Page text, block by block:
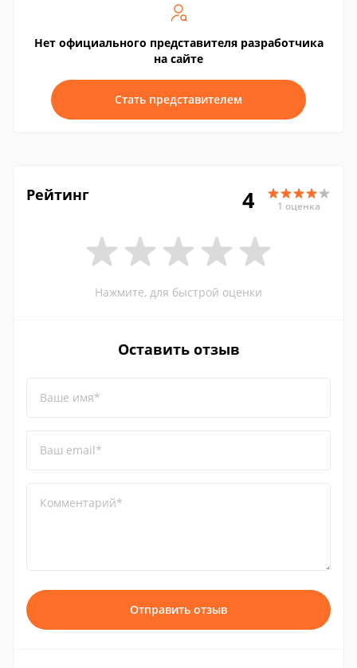
Нет официального представителя разработчика
на сайте
Стать представителем
Рейтинг 4 1 оценка
Нажмите, для быстрой оценки
Оставить отзыв
Ваше имя*
Ваш email*
Комментарий*
Отправить отзыв